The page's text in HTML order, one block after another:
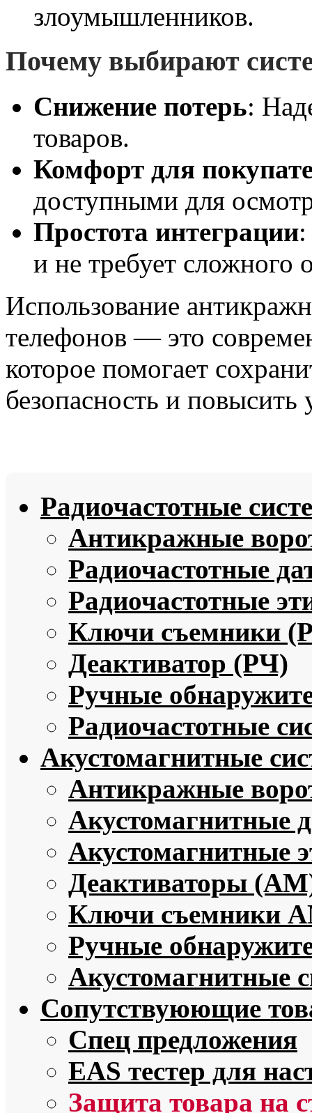
злоумышленников.
Почему выбирают
Снижение потерь:
товаров.
Комфорт для
доступными для
Простота интеграции
и не требует сложного
Использование
телефонов — это
которое помогает
безопасность и повысить
Радиочастотные
Антикражные
Радиочастотные
Радиочастотные
Ключи съемники
Деактиватор (РЧ)
Ручные
Радиочастотные
Акустомагнитные
Антикражные
Акустомагнитные
Акустомагнитные
Деактиваторы
Ключи съемники
Ручные
Акустомагнитные
Сопутствуюющие
Спец предложения
EAS тестер для
Защита товара на